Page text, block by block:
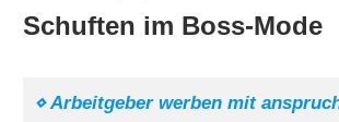
Schuften im Boss-Mode
⋄ Arbeitgeber werben mit